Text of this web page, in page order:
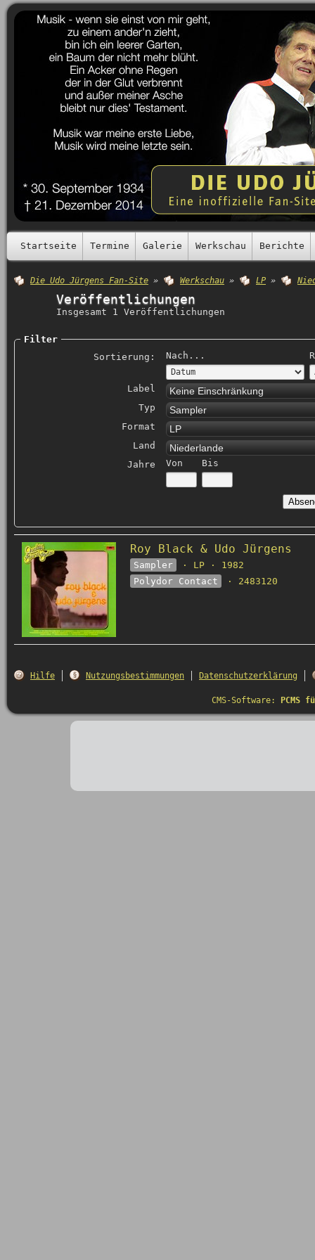
Startseite Termine Galerie Werkschau Berichte
Die Udo Jürgens Fan-Site » Werkschau » LP »
Veröffentlichungen
Insgesamt 1 Veröffentlichungen
Filter
Sortierung:
Nach...
Label Keine Einschränkung
Typ Sampler
Format LP
Land Niederlande
Jahre Von Bis
Roy Black & Udo Jürgens
Sampler
· LP · 1982
Polydor Contact
· 2483120
Hilfe Nutzungsbestimmungen Datenschutzerklärung
CMS-Software: PCMS